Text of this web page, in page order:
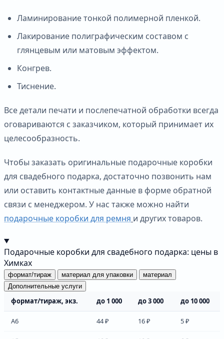
Ламинирование тонкой полимерной пленкой.
Лакирование полиграфическим составом с
глянцевым или матовым эффектом.
Конгрев.
Тиснение.
Все детали печати и послепечатной обработки всегда
оговариваются с заказчиком, который принимает их
целесообразность.
Чтобы заказать оригинальные подарочные коробки
для свадебного подарка, достаточно позвонить нам
или оставить контактные данные в форме обратной
связи с менеджером. У нас также можно найти
подарочные коробки для ремня и других товаров.
Подарочные коробки для свадебного подарка: цены в
Химках
формат/тираж материал для упаковки
материал
Дополнительные услуги
формат/тираж, экз. до 1 000 до 3 000 до 10 000
А6 44 ₽ 16 ₽ 5 ₽